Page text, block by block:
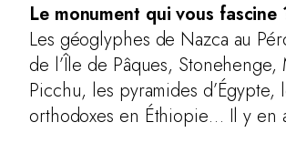
Le monument qui vous fascine
Les géoglyphes de Nazca au
de l’Île de Pâques, Stonehenge,
Picchu, les pyramides d’Égypte,
orthodoxes en Éthiopie… Il y en